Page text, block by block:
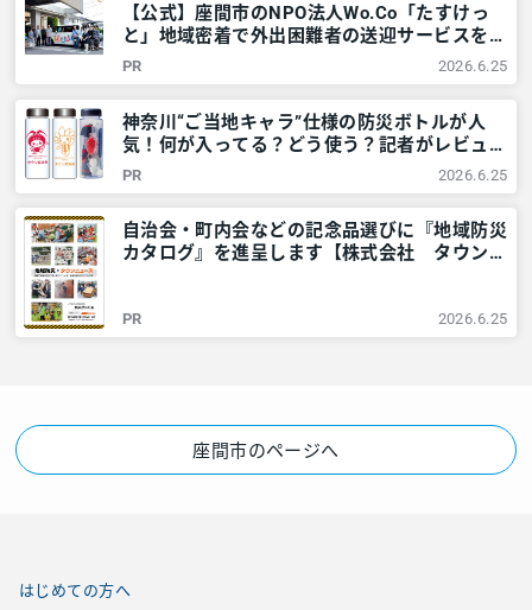
【公式】座間市のNPO法人Wo.Co「たすけっ
と」地域密着で外出困難者の送迎サービスを提
供しています＜ドライバー募集中＞ – 神奈
川・東京多摩のご近所情報 – レアリア
PR 2026.6.25
神奈川“ご当地キャラ”仕様の防災ボトルが人
気！何が入ってる？どう使う？記者がレビュー
してみました – 神奈川・東京多摩のご近所情
報 – レアリア
PR 2026.6.25
自治会・町内会などの記念品選びに『地域防災
カタログ』を進呈します【株式会社 タウンニ
PR 2026.6.25
座間市のページへ
はじめての方へ